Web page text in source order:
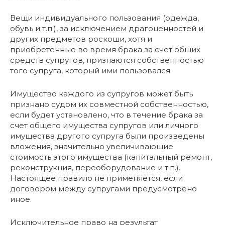
Вещи индивидуального пользования (одежда,
обувь и т.п.), за исключением драгоценностей и
других предметов роскоши, хотя и
приобретенные во время брака за счет общих
средств супругов, признаются собственностью
того супруга, который ими пользовался.
Имущество каждого из супругов может быть
признано судом их совместной собственностью,
если будет установлено, что в течение брака за
счет общего имущества супругов или личного
имущества другого супруга были произведены
вложения, значительно увеличивающие
стоимость этого имущества (капитальный ремонт,
реконструкция, переоборудование и т.п.).
Настоящее правило не применяется, если
договором между супругами предусмотрено
иное.
Исключительное право на результат